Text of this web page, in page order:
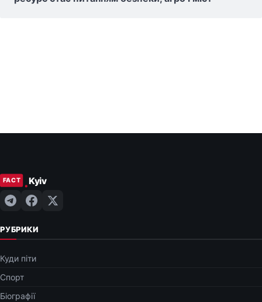
РУБРИКИ
Куди піти
Спорт
Біографії